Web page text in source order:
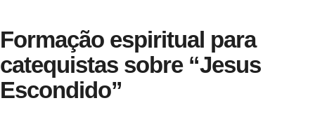
Formação espiritual para
catequistas sobre “Jesus
Escondido”